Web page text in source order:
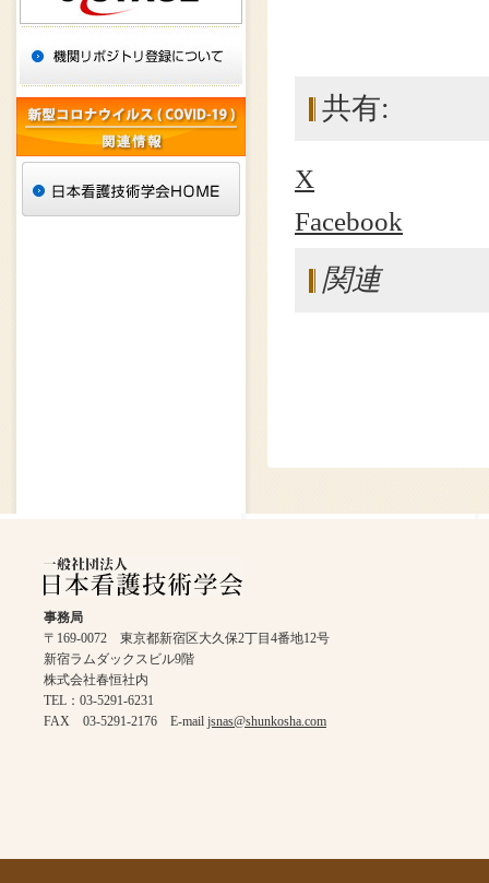
共有:
X
Facebook
関連
事務局
〒169-0072 東京都新宿区大久保2丁目4番地12号
新宿ラムダックスビル9階
株式会社春恒社内
TEL：03-5291-6231
FAX 03-5291-2176 E-mail jsnas@shunkosha.com